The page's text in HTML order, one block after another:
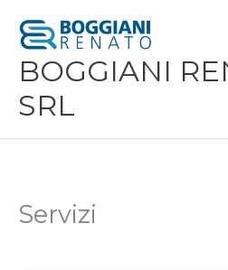
contenuto
BOGGIANI
SRL
Servizi